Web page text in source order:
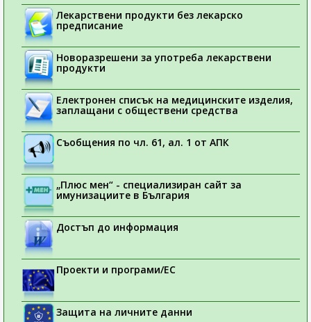
Лекарствени продукти без лекарско
предписание
Новоразрешени за употреба лекарствени
продукти
Електронен списък на медицинските изделия,
заплащани с обществени средства
Съобщения по чл. 61, ал. 1 от АПК
„Плюс мен“ - специализиран сайт за
имунизациите в България
Достъп до информация
Проекти и програми/ЕС
Защита на личните данни